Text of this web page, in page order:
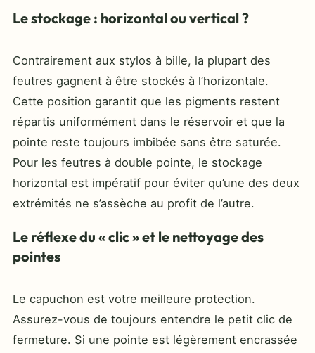
Le stockage : horizontal ou vertical ?
Contrairement aux stylos à bille, la plupart des
feutres gagnent à être stockés à l’horizontale.
Cette position garantit que les pigments restent
répartis uniformément dans le réservoir et que la
pointe reste toujours imbibée sans être saturée.
Pour les feutres à double pointe, le stockage
horizontal est impératif pour éviter qu’une des deux
extrémités ne s’assèche au profit de l’autre.
Le réflexe du « clic » et le nettoyage des
pointes
Le capuchon est votre meilleure protection.
Assurez-vous de toujours entendre le petit clic de
fermeture. Si une pointe est légèrement encrassée